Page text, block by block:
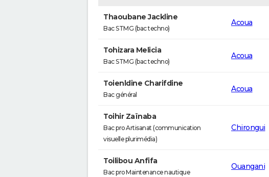
Thaoubane Jackline
Bac STMG (bac techno)
Acoua
Tohizara Melicia
Bac STMG (bac techno)
Acoua
Toienldine Charifdine
Bac général
Acoua
Toihir Zaïnaba
Bac pro Artisanat (communication
visuelle plurimédia)
Chirongui
Toilibou Anfifa
Bac pro Maintenance nautique
Ouangani